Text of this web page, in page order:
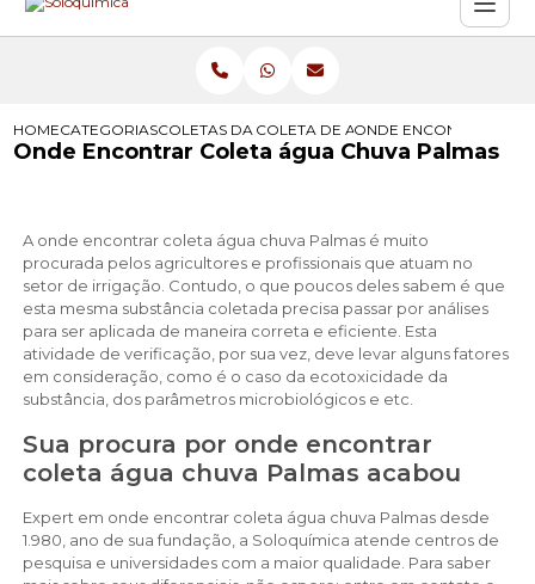
HOMECATEGORIASCOLETAS DA AGUA DA CHUVA
COLETA DE AGUA CHUVA
ONDE ENCONTRAR
Onde Encontrar Coleta água Chuva Palmas
A onde encontrar coleta água chuva Palmas é muito
procurada pelos agricultores e profissionais que atuam no
setor de irrigação. Contudo, o que poucos deles sabem é que
esta mesma substância coletada precisa passar por análises
para ser aplicada de maneira correta e eficiente. Esta
atividade de verificação, por sua vez, deve levar alguns fatores
em consideração, como é o caso da ecotoxicidade da
substância, dos parâmetros microbiológicos e etc.
Sua procura por onde encontrar
coleta água chuva Palmas acabou
Expert em onde encontrar coleta água chuva Palmas desde
1.980, ano de sua fundação, a Soloquímica atende centros de
pesquisa e universidades com a maior qualidade. Para saber